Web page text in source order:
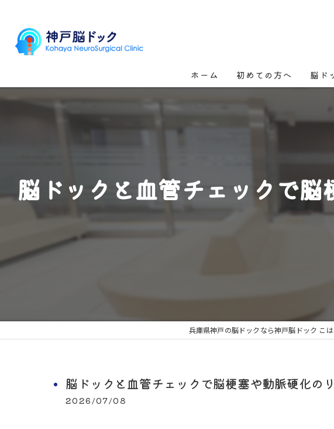
ホーム 初めての方へ 脳ド
脳ドックと血管チェックで
兵庫県神戸の脳ドックなら神戸脳ドック こ
脳ドックと血管チェックで脳梗塞や動脈硬化の
2026/07/08